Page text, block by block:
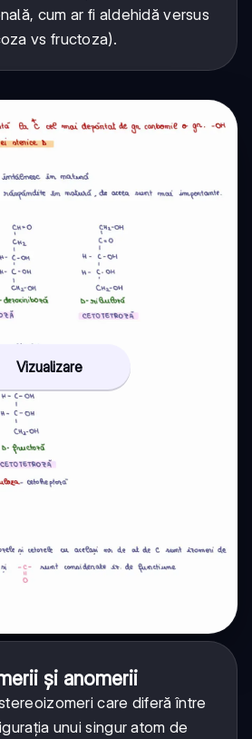
cum ar fi aldehidă versus
vs fructoza).
Vizualizare
și anomerii
care diferă între
unui singur atom de